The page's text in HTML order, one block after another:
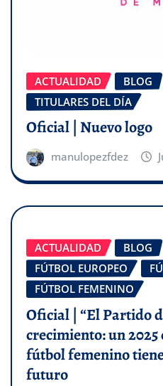
ACTUALIDAD
BLOG
TITULARES DEL DÍA
Oficial | Nuevo logo
manulopezfdez
ACTUALIDAD BLOG
FÚTBOL EUROPEO
FÚTBOL FEMENINO
Oficial | “El Partido
crecimiento: un
fútbol femenino
futuro